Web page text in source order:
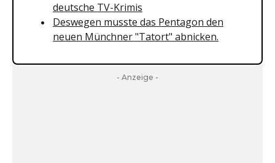
deutsche TV-Krimis
Deswegen musste das Pentagon den
neuen Münchner "Tatort" abnicken.
- Anzeige -